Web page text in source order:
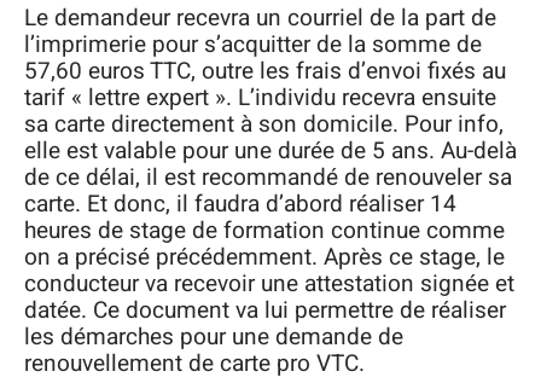
Le demandeur recevra un courriel de la part de
l’imprimerie pour s’acquitter de la somme de
57,60 euros TTC, outre les frais d’envoi fixés au
tarif « lettre expert ». L’individu recevra ensuite
sa carte directement à son domicile. Pour info,
elle est valable pour une durée de 5 ans. Au-delà
de ce délai, il est recommandé de renouveler sa
carte. Et donc, il faudra d’abord réaliser 14
heures de stage de formation continue comme
on a précisé précédemment. Après ce stage, le
conducteur va recevoir une attestation signée et
datée. Ce document va lui permettre de réaliser
les démarches pour une demande de
renouvellement de carte pro VTC.